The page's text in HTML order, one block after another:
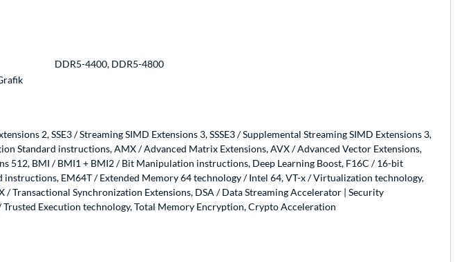
DDR5-4400, DDR5-4800
2, SSE3 / Streaming SIMD Extensions 3, SSSE3 / Supplemental Streaming SIMD Extensions 3,
Standard instructions, AMX / Advanced Matrix Extensions, AVX / Advanced Vector Extensions,
512, BMI / BMI1 + BMI2 / Bit Manipulation instructions, Deep Learning Boost, F16C / 16-bit
EM64T / Extended Memory 64 technology / Intel 64, VT-x / Virtualization technology,
Transactional Synchronization Extensions, DSA / Data Streaming Accelerator | Security
Execution technology, Total Memory Encryption, Crypto Acceleration